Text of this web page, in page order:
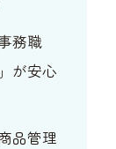
務職
が安心
品管理